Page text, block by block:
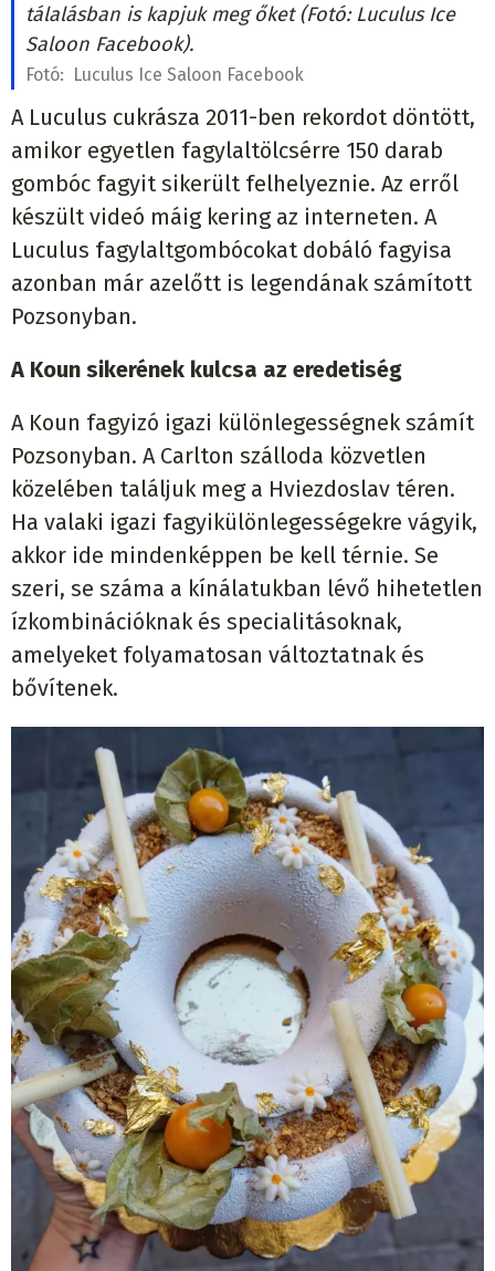
tálalásban is kapjuk meg őket (Fotó: Luculus Ice
Saloon Facebook).
Fotó: Luculus Ice Saloon Facebook
A Luculus cukrásza 2011-ben rekordot döntött,
amikor egyetlen fagylaltölcsérre 150 darab
gombóc fagyit sikerült felhelyeznie. Az erről
készült videó máig kering az interneten. A
Luculus fagylaltgombócokat dobáló fagyisa
azonban már azelőtt is legendának számított
Pozsonyban.
A Koun sikerének kulcsa az eredetiség
A Koun fagyizó igazi különlegességnek számít
Pozsonyban. A Carlton szálloda közvetlen
közelében találjuk meg a Hviezdoslav téren.
Ha valaki igazi fagyikülönlegességekre vágyik,
akkor ide mindenképpen be kell térnie. Se
szeri, se száma a kínálatukban lévő hihetetlen
ízkombinációknak és specialitásoknak,
amelyeket folyamatosan változtatnak és
bővítenek.